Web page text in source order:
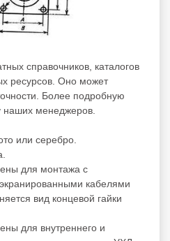
справочников, каталогов
ресурсов. Оно может
Более подробную
наших менеджеров.
или серебро.
для монтажа с
кабелями
вид концевой гайки
для внутреннего и